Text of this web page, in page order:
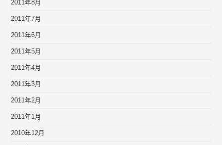
2011年8月
2011年7月
2011年6月
2011年5月
2011年4月
2011年3月
2011年2月
2011年1月
2010年12月